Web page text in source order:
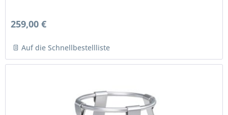
259,00 €
Auf die Schnellbestellliste